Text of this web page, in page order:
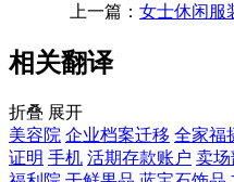
上一篇： 女士休闲服
相关翻译
折叠 展开
美容院 企业档案迁移 全家福
证明 手机 活期存款账户 卖场